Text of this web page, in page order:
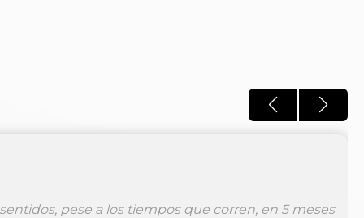
preparando administrativo para la Xunta de